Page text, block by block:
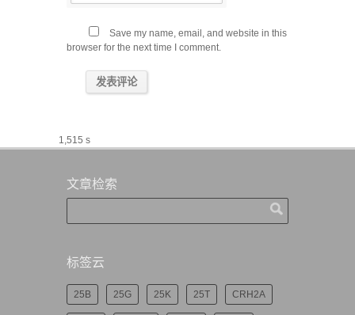
Save my name, email, and website in this
browser for the next time I comment.
1,515 s
文章检索
标签云
25B 25G 25K 25T CRH2A